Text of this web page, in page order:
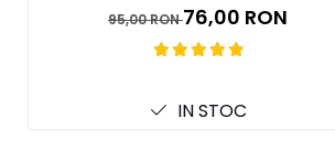
95,00 RON76,00 RON
IN STOC